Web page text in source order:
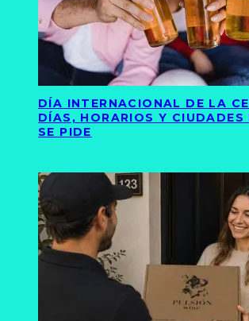
DÍA INTERNACIONAL DE LA
DÍAS, HORARIOS Y CIUDADES
SE PIDE